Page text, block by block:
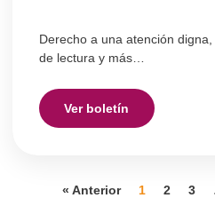
Derecho a una atención
de lectura y más…
Ver boletín
« Anterior 1 2 3